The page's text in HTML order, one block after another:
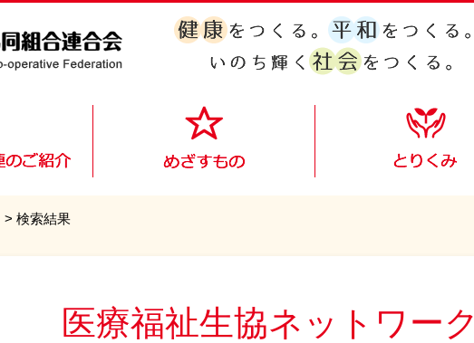
> 検索結果
医療福祉生協ネットワーク